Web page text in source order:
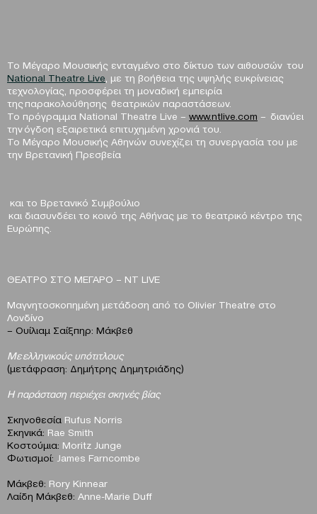
Το Μέγαρο Μουσικής ενταγμένο στο δίκτυο των αιθουσών του
Νational Theatre Live , με τη βοήθεια της υψηλής ευκρίνειας
τεχνολογίας, προσφέρει τη μοναδική εμπειρία
της παρακολούθησης θεατρικών παραστάσεων.
Το πρόγραμμα National Theatre Live – www.ntlive.com – διανύει
την όγδοη εξαιρετικά επιτυχημένη χρονιά του.
Το Μέγαρο Μουσικής Αθηνών συνεχίζει τη συνεργασία του με
την Βρετανική Πρεσβεία
και το Βρετανικό Συμβούλιο
και διασυνδέει το κοινό της Αθήνας με το θεατρικό κέντρο της
Ευρώπης.
ΘΕΑΤΡΟ ΣΤΟ ΜΕΓΑΡΟ – NT LIVE
Μαγνητοσκοπημένη μετάδοση από το Olivier Theatre στο
Λονδίνο
– Ουίλιαμ Σαίξπηρ: Μάκβεθ
Με ελληνικούς υπότιτλους
(μετάφραση: Δημήτρης Δημητριάδης)
Η παράσταση περιέχει σκηνές βίας
Σκηνοθεσία Rufus Norris
Σκηνικά: Rae Smith
Κοστούμια: Moritz Junge
Φωτισμοί: James Farncombe
Μάκβεθ: Rory Kinnear
Λαίδη Μάκβεθ: Anne-Marie Duff